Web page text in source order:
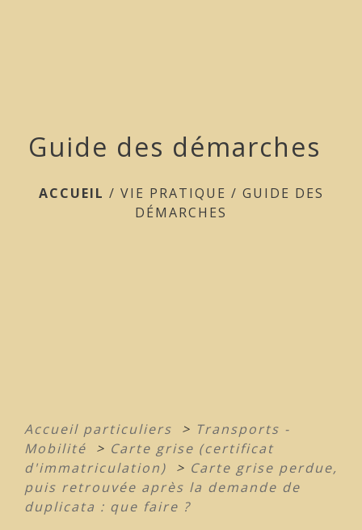
Guide des démarches
ACCUEIL / VIE PRATIQUE / GUIDE DES
DÉMARCHES
Accueil particuliers > Transports -
Mobilité
> Carte grise (certificat
d'immatriculation)
> Carte grise perdue,
puis retrouvée après la demande de
duplicata : que faire ?